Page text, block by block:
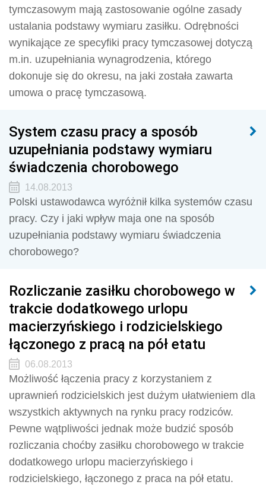
tymczasowym mają zastosowanie ogólne zasady
ustalania podstawy wymiaru zasiłku. Odrębności
wynikające ze specyfiki pracy tymczasowej dotyczą
m.in. uzupełniania wynagrodzenia, którego
dokonuje się do okresu, na jaki została zawarta
umowa o pracę tymczasową.
System czasu pracy a sposób
uzupełniania podstawy wymiaru
świadczenia chorobowego
14.08.2013
Polski ustawodawca wyróżnił kilka systemów czasu
pracy. Czy i jaki wpływ maja one na sposób
uzupełniania podstawy wymiaru świadczenia
chorobowego?
Rozliczanie zasiłku chorobowego w
trakcie dodatkowego urlopu
macierzyńskiego i rodzicielskiego
łączonego z pracą na pół etatu
06.08.2013
Możliwość łączenia pracy z korzystaniem z
uprawnień rodzicielskich jest dużym ułatwieniem dla
wszystkich aktywnych na rynku pracy rodziców.
Pewne wątpliwości jednak może budzić sposób
rozliczania choćby zasiłku chorobowego w trakcie
dodatkowego urlopu macierzyńskiego i
rodzicielskiego, łączonego z praca na pół etatu.